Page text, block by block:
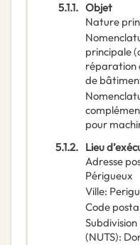
5.1.1. Objet
Nature
principale(
réparation
de
pour
5.1.2. Lieu
Adresse
Périgueux
Ville:
Code
(NUTS):